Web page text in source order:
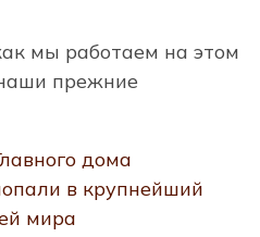
мы работаем на этом
прежние
дома
в крупнейший
мира